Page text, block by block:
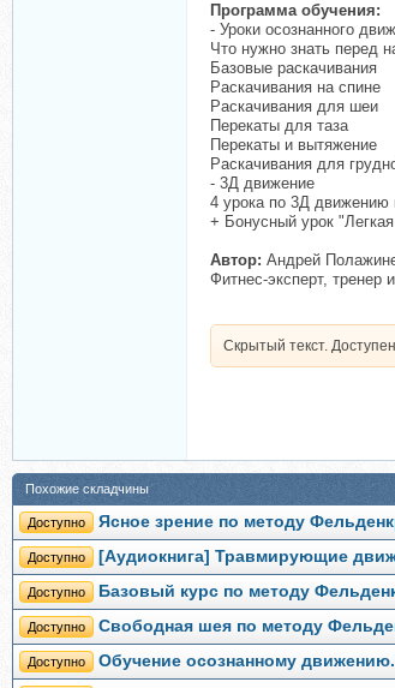
Программа обучения:
- Уроки осознанного
Что нужно знать перед
Базовые раскачивания
Раскачивания на спине
Раскачивания для шеи
Перекаты для таза
Перекаты и вытяжение
Раскачивания для
- 3Д движение
4 урока по 3Д движению
+ Бонусный урок
Автор: Андрей
Фитнес-эксперт, тренер
Скрытый текст.
Похожие складчины
Доступно Ясное зрение по методу
Доступно [Аудиокнига] Травмирующие
Доступно Базовый курс по методу
Доступно Свободная шея по методу
Доступно
Обучение осознанному